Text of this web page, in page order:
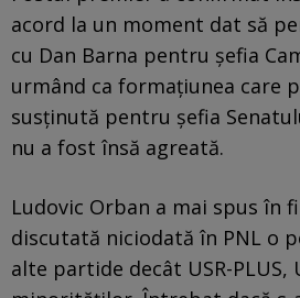
acord la un moment dat să
cu Dan Barna pentru șefia
urmând ca formațiunea care
susținută pentru șefia
nu a fost însă agreată.
Ludovic Orban a mai spus în
discutată niciodată în PNL o
alte partide decât USR-PLUS,